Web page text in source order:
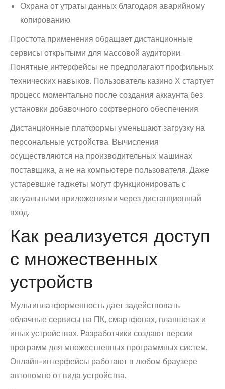
Охрана от утраты данных благодаря аварийному
копированию.
Простота применения обращает дистанционные
сервисы открытыми для массовой аудитории.
Понятные интерфейсы не предполагают профильных
технических навыков. Пользователь казино Х стартует
процесс моментально после создания аккаунта без
установки добавочного софтверного обеспечения.
Дистанционные платформы уменьшают загрузку на
персональные устройства. Вычисления
осуществляются на производительных машинах
поставщика, а не на компьютере пользователя. Даже
устаревшие гаджеты могут функционировать с
актуальными приложениями через дистанционный
вход.
Как реализуется доступ
с множественных
устройств
Мультиплатформенность дает задействовать
облачные сервисы на ПК, смартфонах, планшетах и
иных устройствах. Разработчики создают версии
программ для множественных программных систем.
Онлайн-интерфейсы работают в любом браузере
автономно от вида устройства.